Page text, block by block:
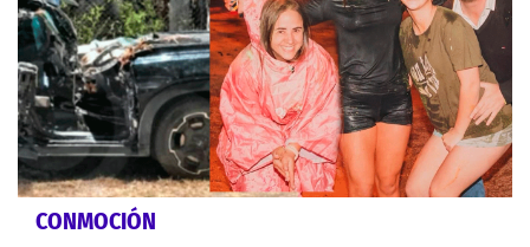
CONMOCIÓN